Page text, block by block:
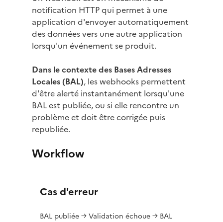
notification HTTP qui permet à une
application d'envoyer automatiquement
des données vers une autre application
lorsqu'un événement se produit.
Dans le contexte des Bases Adresses
Locales (BAL), les webhooks permettent
d'être alerté instantanément lorsqu'une
BAL est publiée, ou si elle rencontre un
problème et doit être corrigée puis
republiée.
Workflow
Cas d'erreur
BAL publiée → Validation échoue → BAL